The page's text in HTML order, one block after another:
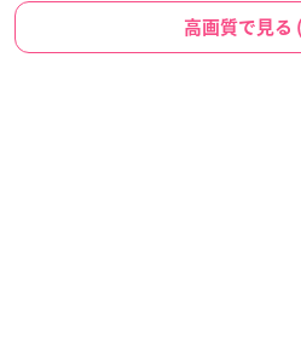
高画質で見る